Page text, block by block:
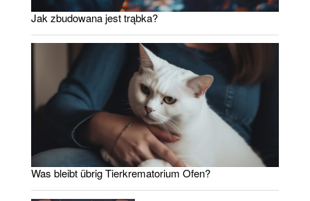
Jak zbudowana jest trąbka?
Was bleibt übrig Tierkrematorium Ofen?